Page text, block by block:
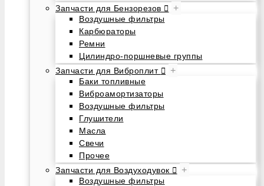
Запчасти для Бензорезов
+
Воздушные фильтры
Карбюраторы
Ремни
Цилиндро-поршневые группы
Запчасти для Виброплит
+
Баки топливные
Виброамортизаторы
Воздушные фильтры
Глушители
Масла
Свечи
Прочее
Запчасти для Воздуходувок
+
Воздушные фильтры